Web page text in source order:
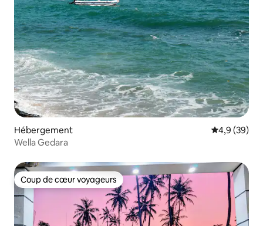
Hébergement Évaluation
4,9 (39)
Wella Gedara
Coup de cœur voyageurs
Coup de cœur voyageurs